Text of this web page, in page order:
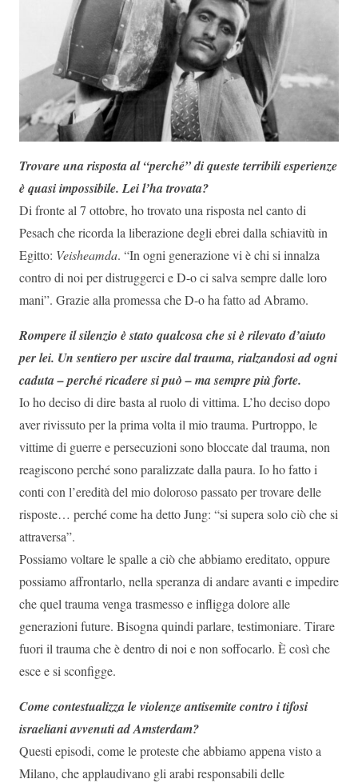
Trovare una risposta al “perché” di queste terribili esperienze
è quasi impossibile. Lei l’ha trovata?
Di fronte al 7 ottobre, ho trovato una risposta nel canto di
Pesach che ricorda la liberazione degli ebrei dalla schiavitù in
Egitto: Veisheamda. “In ogni generazione vi è chi si innalza
contro di noi per distruggerci e D-o ci salva sempre dalle loro
mani”. Grazie alla promessa che D-o ha fatto ad Abramo.
Rompere il silenzio è stato qualcosa che si è rilevato d’aiuto
per lei. Un sentiero per uscire dal trauma, rialzandosi ad ogni
caduta – perché ricadere si può – ma sempre più forte.
Io ho deciso di dire basta al ruolo di vittima. L’ho deciso dopo
aver rivissuto per la prima volta il mio trauma. Purtroppo, le
vittime di guerre e persecuzioni sono bloccate dal trauma, non
reagiscono perché sono paralizzate dalla paura. Io ho fatto i
conti con l’eredità del mio doloroso passato per trovare delle
risposte… perché come ha detto Jung: “si supera solo ciò che si
attraversa”.
Possiamo voltare le spalle a ciò che abbiamo ereditato, oppure
possiamo affrontarlo, nella speranza di andare avanti e impedire
che quel trauma venga trasmesso e infligga dolore alle
generazioni future. Bisogna quindi parlare, testimoniare. Tirare
fuori il trauma che è dentro di noi e non soffocarlo. È così che
esce e si sconfigge.
Come contestualizza le violenze antisemite contro i tifosi
israeliani avvenuti ad Amsterdam?
Questi episodi, come le proteste che abbiamo appena visto a
Milano, che applaudivano gli arabi responsabili delle